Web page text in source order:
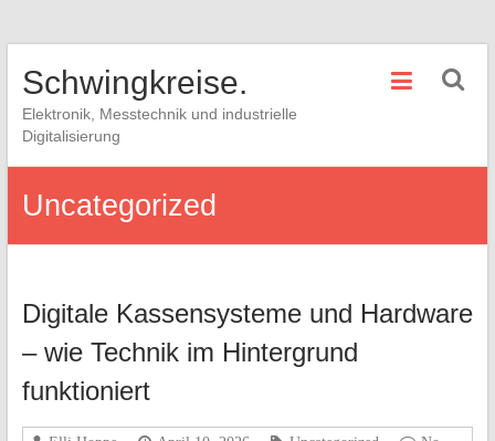
Schwingkreise.
Elektronik, Messtechnik und industrielle
Digitalisierung
Uncategorized
Digitale Kassensysteme und Hardware
– wie Technik im Hintergrund
funktioniert